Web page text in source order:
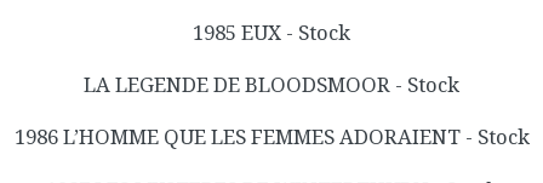
1985 EUX - Stock
LA LEGENDE DE BLOODSMOOR - Stock
1986 L’HOMME QUE LES FEMMES ADORAIENT - Stock